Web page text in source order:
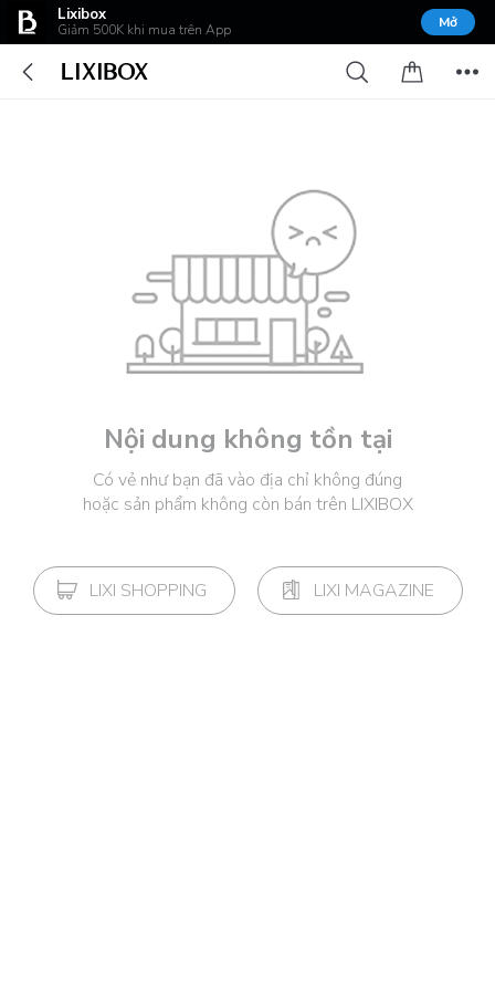
Lixibox
Giảm 500K khi mua trên App Mở
Nội dung không tồn tại
Có vẻ như bạn đã vào địa chỉ không đúng
hoặc sản phẩm không còn bán trên LIXIBOX
LIXI SHOPPING LIXI MAGAZINE